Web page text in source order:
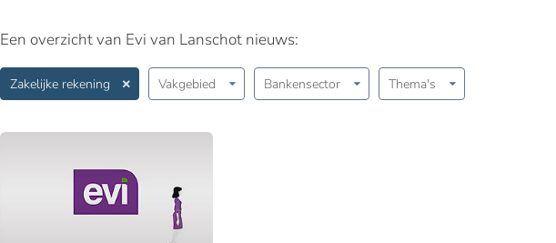
Een overzicht van Evi van Lanschot nieuws:
Zakelijke rekening Vakgebied Bankensector Thema's